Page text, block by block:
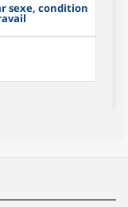
sexe, condition